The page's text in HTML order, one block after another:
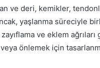
ve deri, kemikler,
yaşlanma süreciyle
ve eklem
önlemek için